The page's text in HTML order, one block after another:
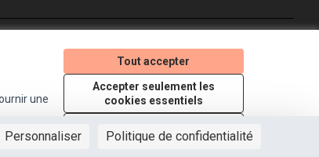
Personnaliser Politique de confidentialité
une
Tout accepter
Accepter seulement les
cookies essentiels
(Lien externe)
(Lien externe)
(Lien externe)
Licence Creative
(Lien externe)